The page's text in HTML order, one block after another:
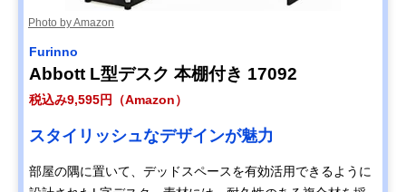
Photo by Amazon
‎Furinno
Abbott L型デスク 本棚付き ‎17092
税込み9,595円（Amazon）
スタイリッシュなデザインが魅力
部屋の隅に置いて、デッドスペースを有効活用できるように